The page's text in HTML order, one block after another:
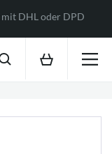
DHL oder DPD